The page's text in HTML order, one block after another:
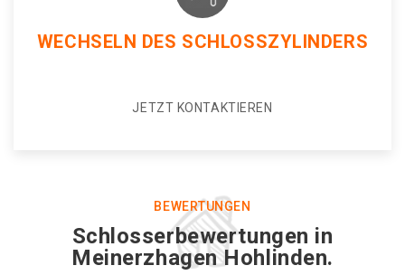
WECHSELN DES SCHLOSSZYLINDERS
JETZT KONTAKTIEREN
BEWERTUNGEN
Schlosserbewertungen in
Meinerzhagen Hohlinden.